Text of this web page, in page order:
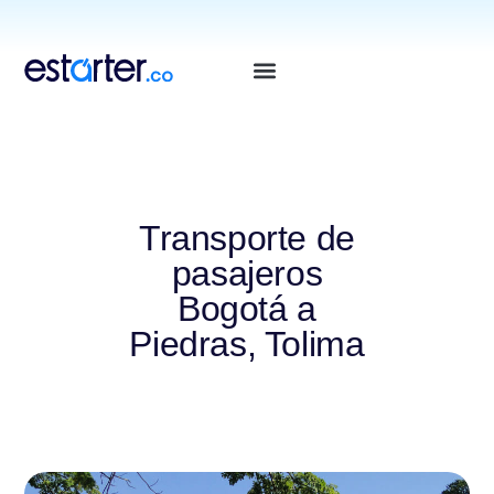
Transporte de
pasajeros
Bogotá a
Piedras, Tolima